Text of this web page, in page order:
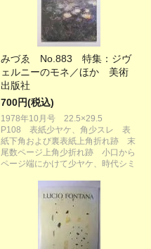
みづゑ No.883 特集：ジヴ
ェルニーのモネ／ほか 美術
出版社
700円(税込)
1978年10月号 22.5×29.5
P108 表紙少ヤケ、角少スレ 表
紙下角および裏表紙上角折れ跡 末
尾数ページ上角少折れ跡 小口から
ページ端にかけて少ヤケ、時代シミ